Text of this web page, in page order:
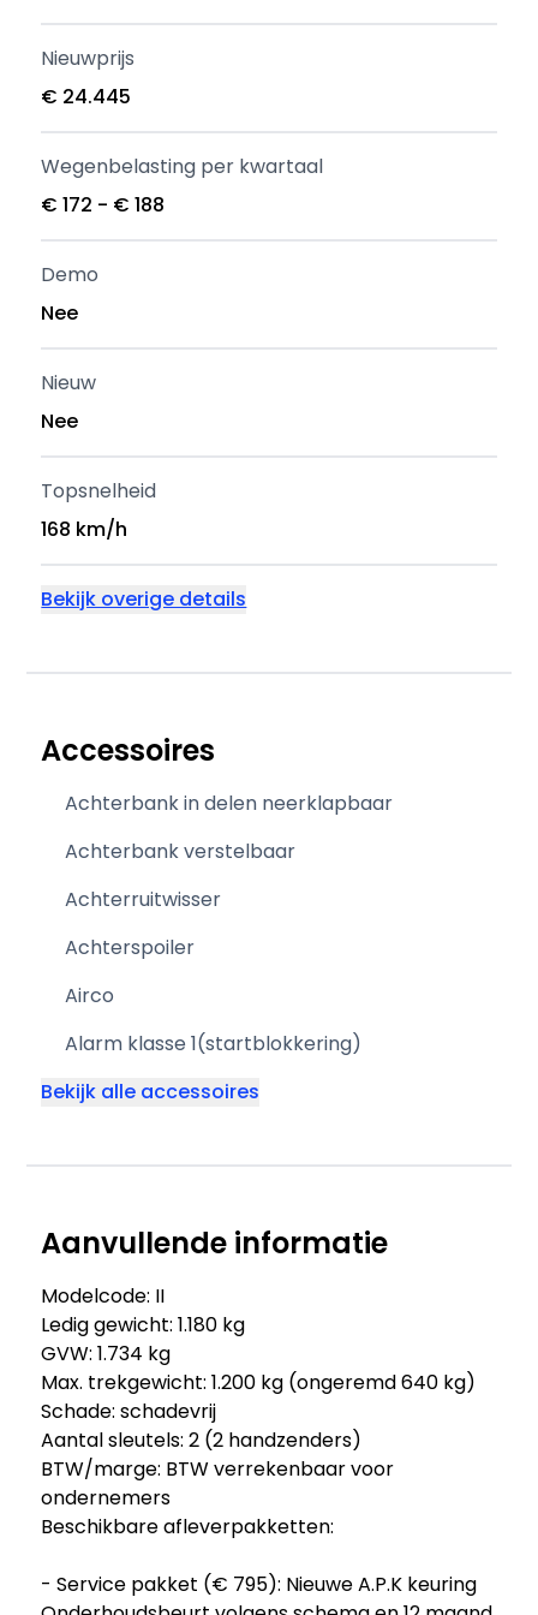
Nieuwprijs
€ 24.445
Wegenbelasting per kwartaal
€ 172 - € 188
Demo
Nee
Nieuw
Nee
Topsnelheid
168 km/h
Bekijk overige details
Accessoires
Achterbank in delen neerklapbaar
Achterbank verstelbaar
Achterruitwisser
Achterspoiler
Airco
Alarm klasse 1(startblokkering)
Bekijk alle accessoires
Aanvullende informatie
Modelcode: II
Ledig gewicht: 1.180 kg
GVW: 1.734 kg
Max. trekgewicht: 1.200 kg (ongeremd 640 kg)
Schade: schadevrij
Aantal sleutels: 2 (2 handzenders)
BTW/marge: BTW verrekenbaar voor
ondernemers
Beschikbare afleverpakketten:
- Service pakket (€ 795): Nieuwe A.P.K keuring